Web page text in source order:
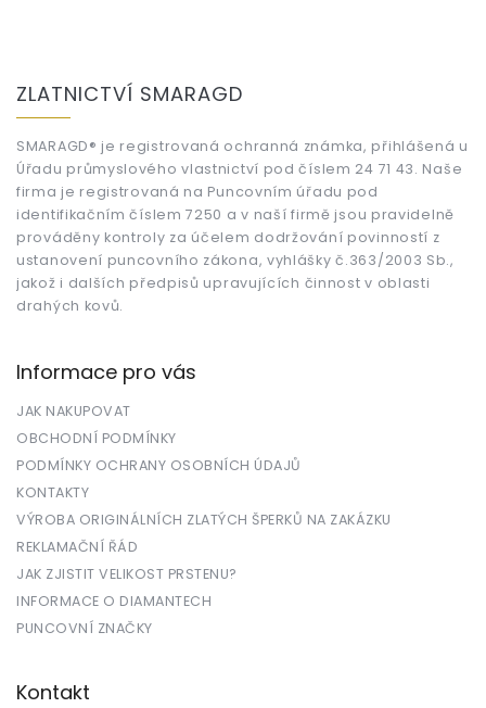
ZLATNICTVÍ SMARAGD
SMARAGD® je registrovaná ochranná známka, přihlášená u
Úřadu průmyslového vlastnictví pod číslem 24 71 43. Naše
firma je registrovaná na Puncovním úřadu pod
identifikačním číslem 7250 a v naší firmě jsou pravidelně
prováděny kontroly za účelem dodržování povinností z
ustanovení puncovního zákona, vyhlášky č.363/2003 Sb.,
jakož i dalších předpisů upravujících činnost v oblasti
drahých kovů.
Informace pro vás
JAK NAKUPOVAT
OBCHODNÍ PODMÍNKY
PODMÍNKY OCHRANY OSOBNÍCH ÚDAJŮ
KONTAKTY
VÝROBA ORIGINÁLNÍCH ZLATÝCH ŠPERKŮ NA ZAKÁZKU
REKLAMAČNÍ ŘÁD
JAK ZJISTIT VELIKOST PRSTENU?
INFORMACE O DIAMANTECH
PUNCOVNÍ ZNAČKY
Kontakt